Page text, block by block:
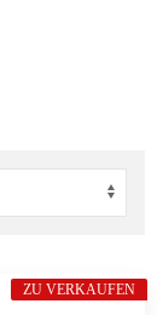
ZU VERKAUFEN